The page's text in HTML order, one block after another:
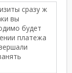
сразу ж
вы
будет
платежа